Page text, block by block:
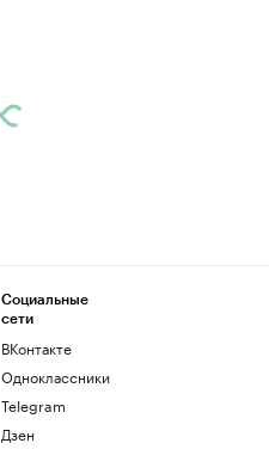
Социальные
сети
ВКонтакте
Одноклассники
Telegram
Дзен